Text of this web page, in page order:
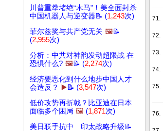
川普重拳堵绝“木马”！美全面封杀
中国机器人与逆变器📝 (1,243次)
菲尔兹奖与共产党无关 🖼️📝
(2,955次)
分析：中共对神韵发动超限战 在
恐惧什么? 🖼️📝 (2,274次)
经济要恶化到什么地步中国人才
会造反？
▶️📝 (3,547次)
低价攻势再折戟？比亚迪在日本
面临多个困局 🖼️ (1,871次)
美日联手抗中 印太战略升级📝
71.
72.
73.
74.
75.
76.